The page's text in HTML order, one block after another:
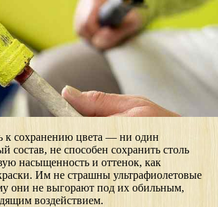
к сохранению цвета — ни один
состав, не способен сохранить столь
насыщенность и оттенок, как
Им не страшны ультрафиолетовые
они не выгорают под их обильным,
воздействием.